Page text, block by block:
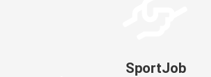
SportJob